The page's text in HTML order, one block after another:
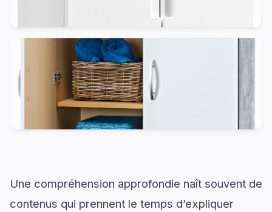
Une compréhension approfondie naît souvent de
contenus qui prennent le temps d’expliquer